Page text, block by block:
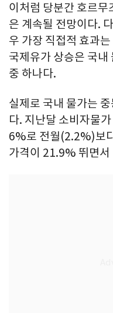
이처럼 당분간 호르무
은 계속될 전망이다.
우 가장 직접적 효과
국제유가 상승은 국내
중 하나다.
실제로 국내 물가는
다. 지난달 소비자물
6%로 전월(2.2%)보
가격이 21.9% 뛰면서